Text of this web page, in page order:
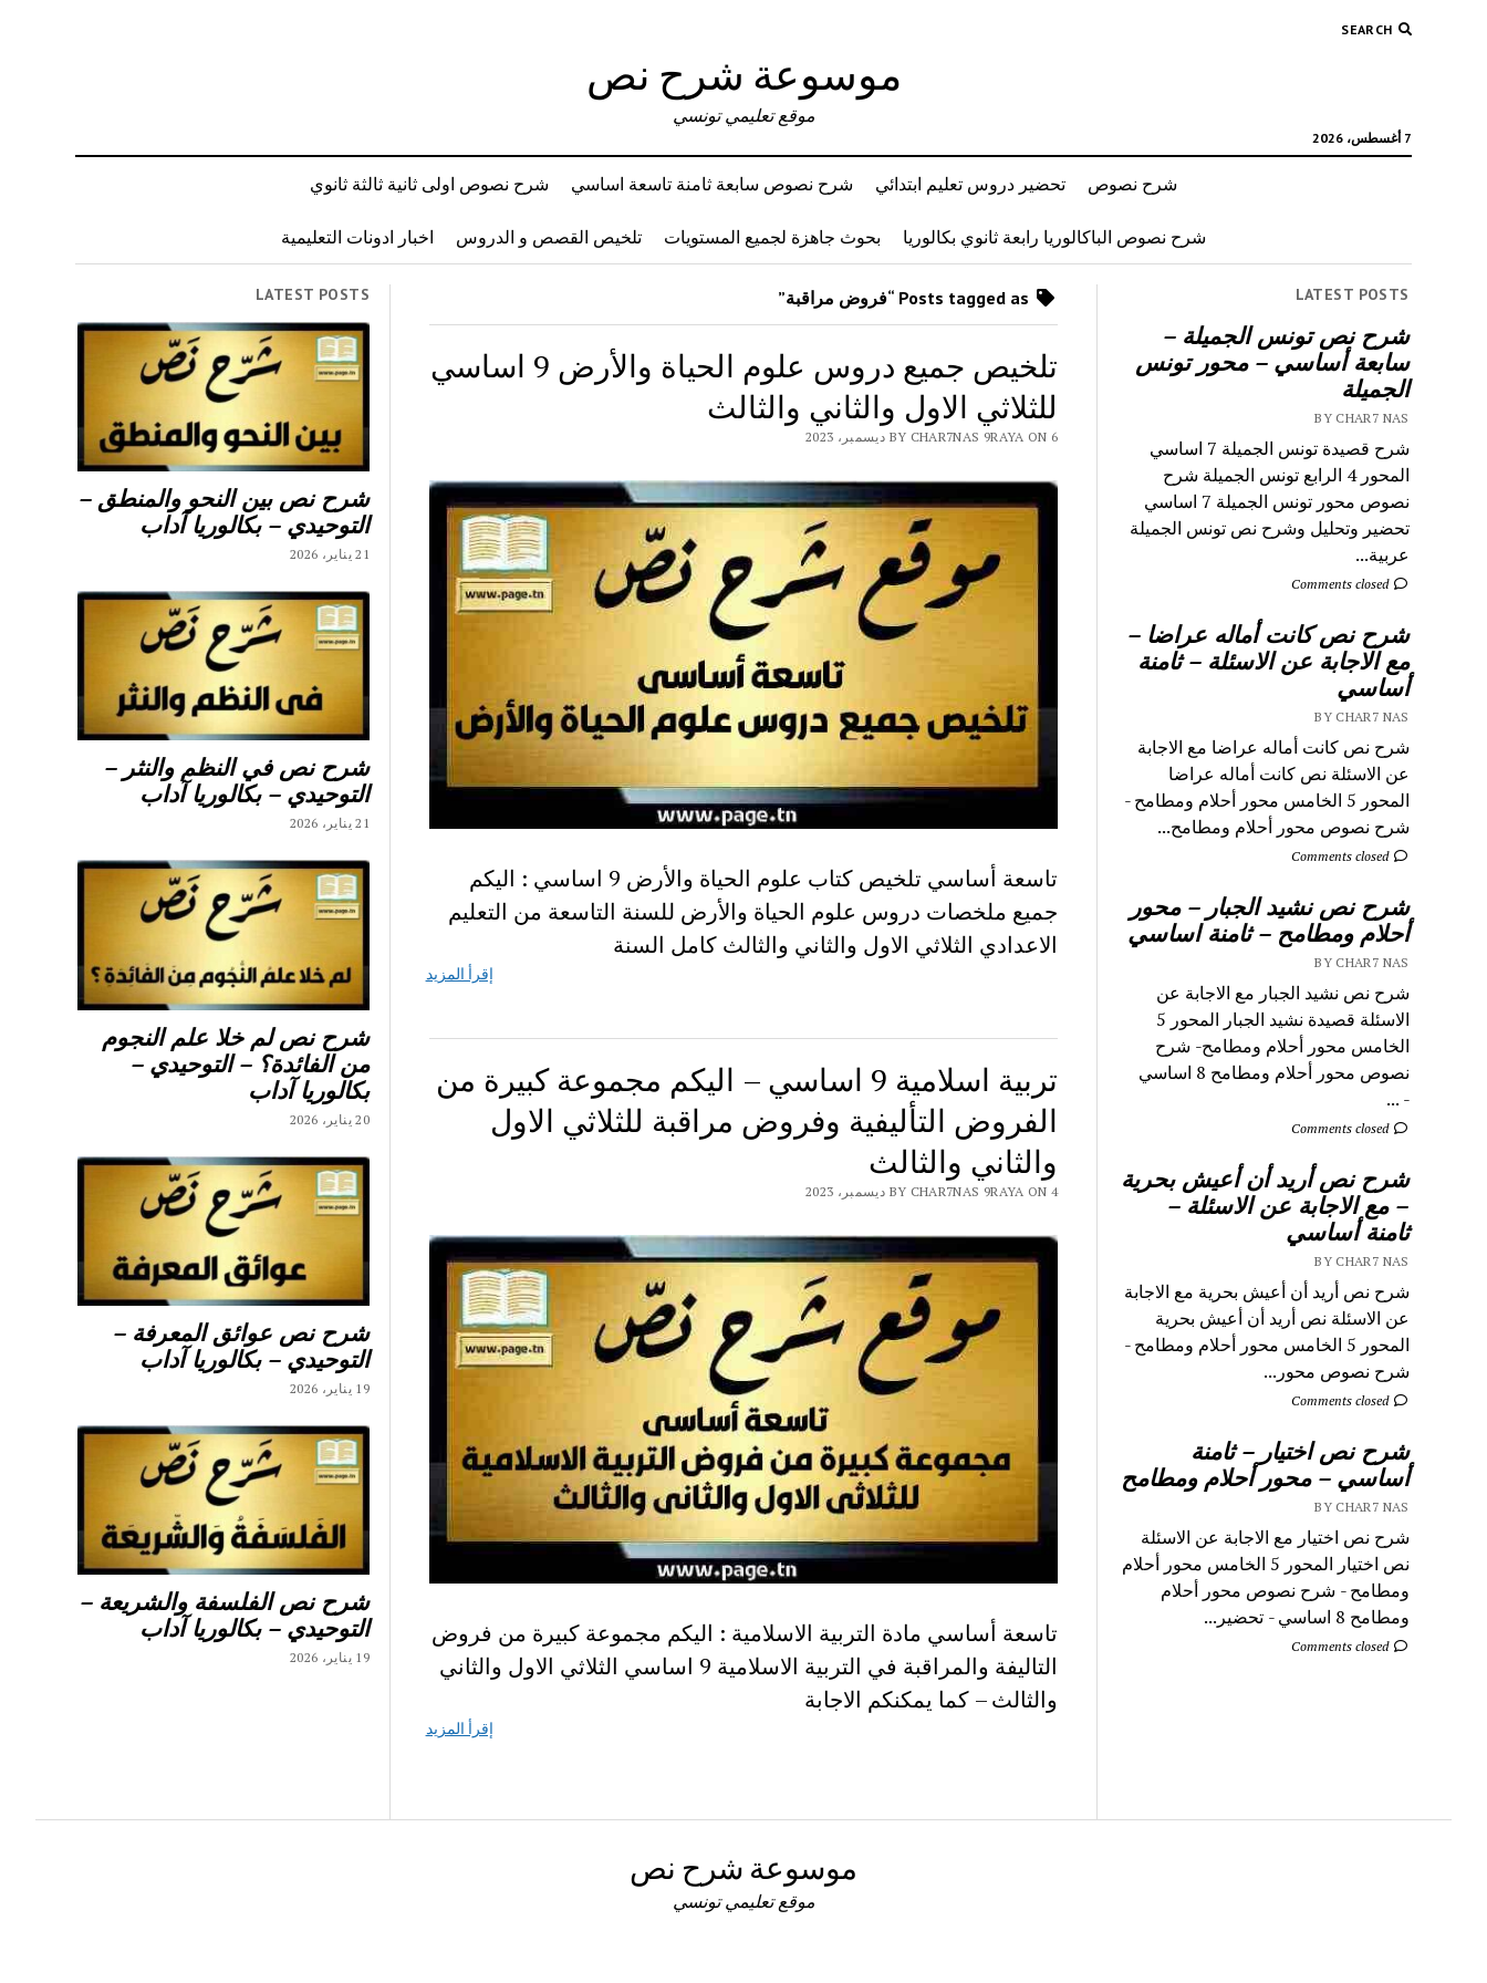
SEARCH
موسوعة شرح نص
7 أغسطس، 2026
موقع تعليمي تونسي
شرح نصوص تحضير دروس تعليم ابتدائي شرح نصوص سابعة ثامنة تاسعة اساسي شرح نصوص اولى ثانية ثالثة ثانوي
شرح نصوص الباكالوريا رابعة ثانوي بكالوريا بحوث جاهزة لجميع المستويات تلخيص القصص و الدروس اخبار ادونات التعليمية
LATEST POSTS
شرح نص تونس الجميلة –
سابعة أساسي – محور تونس
الجميلة
BY CHAR7 NAS
شرح قصيدة تونس الجميلة 7 اساسي
المحور 4 الرابع تونس الجميلة شرح
نصوص محور تونس الجميلة 7 اساسي
تحضير وتحليل وشرح نص تونس الجميلة
عربية...
Comments closed
شرح نص كانت أماله عراضا –
مع الاجابة عن الاسئلة – ثامنة
أساسي
BY CHAR7 NAS
شرح نص كانت أماله عراضا مع الاجابة
عن الاسئلة نص كانت أماله عراضا
المحور 5 الخامس محور أحلام ومطامح -
شرح نصوص محور أحلام ومطامح...
Comments closed
شرح نص نشيد الجبار – محور
أحلام ومطامح – ثامنة اساسي
BY CHAR7 NAS
شرح نص نشيد الجبار مع الاجابة عن
الاسئلة قصيدة نشيد الجبار المحور 5
الخامس محور أحلام ومطامح- شرح
نصوص محور أحلام ومطامح 8 اساسي
- ...
Comments closed
شرح نص أريد أن أعيش بحرية
– مع الاجابة عن الاسئلة –
ثامنة أساسي
BY CHAR7 NAS
شرح نص أريد أن أعيش بحرية مع الاجابة
عن الاسئلة نص أريد أن أعيش بحرية
المحور 5 الخامس محور أحلام ومطامح -
شرح نصوص محور...
Comments closed
شرح نص اختيار – ثامنة
أساسي – محور أحلام ومطامح
BY CHAR7 NAS
شرح نص اختيار مع الاجابة عن الاسئلة
نص اختيار المحور 5 الخامس محور أحلام
ومطامح - شرح نصوص محور أحلام
ومطامح 8 اساسي - تحضير...
Comments closed
تلخيص جميع دروس علوم الحياة والأرض 9 اساسي
للثلاثي الاول والثاني والثالث
BY CHAR7NAS 9RAYA ON 6 ديسمبر، 2023
تاسعة أساسي تلخيص كتاب علوم الحياة والأرض 9 اساسي : اليكم
جميع ملخصات دروس علوم الحياة والأرض للسنة التاسعة من التعليم
الاعدادي الثلاثي الاول والثاني والثالث كامل السنة
إقرأ المزيد
تربية اسلامية 9 اساسي – اليكم مجموعة كبيرة من
الفروض التأليفية وفروض مراقبة للثلاثي الاول
والثاني والثالث
BY CHAR7NAS 9RAYA ON 4 ديسمبر، 2023
تاسعة أساسي مادة التربية الاسلامية : اليكم مجموعة كبيرة من فروض
التاليفة والمراقبة في التربية الاسلامية 9 اساسي الثلاثي الاول والثاني
والثالث – كما يمكنكم الاجابة
إقرأ المزيد
LATEST POSTS
شرح نص بين النحو والمنطق –
التوحيدي – بكالوريا آداب
21 يناير، 2026
شرح نص في النظم والنثر –
التوحيدي – بكالوريا آداب
21 يناير، 2026
شرح نص لم خلا علم النجوم
من الفائدة؟ – التوحيدي –
بكالوريا آداب
20 يناير، 2026
شرح نص عوائق المعرفة –
التوحيدي – بكالوريا آداب
19 يناير، 2026
شرح نص الفلسفة والشريعة –
التوحيدي – بكالوريا آداب
19 يناير، 2026
موسوعة شرح نص
موقع تعليمي تونسي